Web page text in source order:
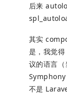
后来
其实
是，我觉
议的语言
Symphony
不是